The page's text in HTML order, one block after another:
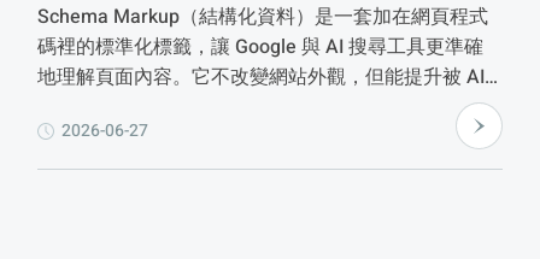
Schema Markup（結構化資料）是一套加在網頁程式
碼裡的標準化標籤，讓 Google 與 AI 搜尋工具更準確
地理解頁面內容。它不改變網站外觀，但能提升被 AI
引用的機率、有機會在搜尋結果產生 Rich Results，並
協助建立品牌 Knowledge Panel。本文說明 Schema
的實際效益、台灣中小企業最值得優先導入的類型，以
2026-06-27